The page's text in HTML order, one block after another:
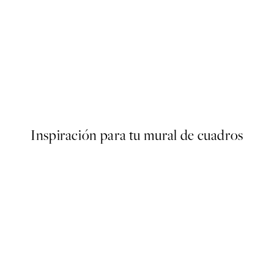
Inspiración para tu mural de cuadros